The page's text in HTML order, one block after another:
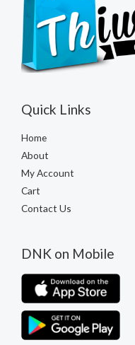
Quick Links
Home
About
My Account
Cart
Contact Us
DNK on Mobile